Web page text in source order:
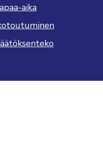
aika